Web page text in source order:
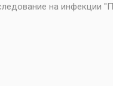
на инфекции